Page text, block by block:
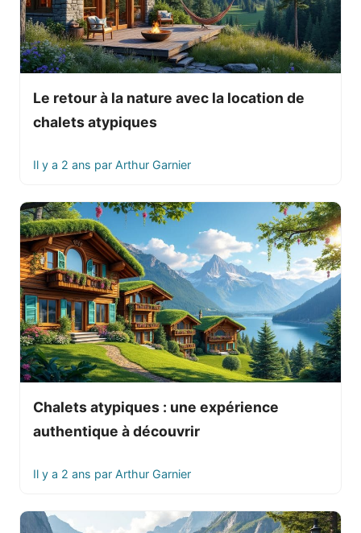
Le retour à la nature avec la location de
chalets atypiques
Il y a 2 ans par Arthur Garnier
Chalets atypiques : une expérience
authentique à découvrir
Il y a 2 ans par Arthur Garnier